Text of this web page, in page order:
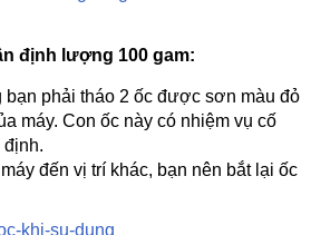
định lượng 100 gam:
phải tháo 2 ốc được sơn màu đỏ
máy. Con ốc này có nhiệm vụ cố
định.
đến vị trí khác, bạn nên bắt lại ốc